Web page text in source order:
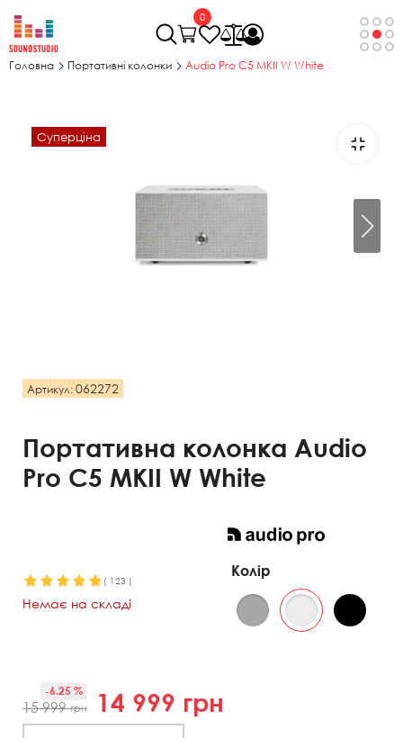
0
Головна Портативні колонки Audio Pro C5 MKII W White
Суперціна
Артикул: 062272
Портативна колонка Audio
Pro C5 MKII W White
( 123 )
Немає на складі
Колір
15 999 грн
-6.25 % 14 999 грн